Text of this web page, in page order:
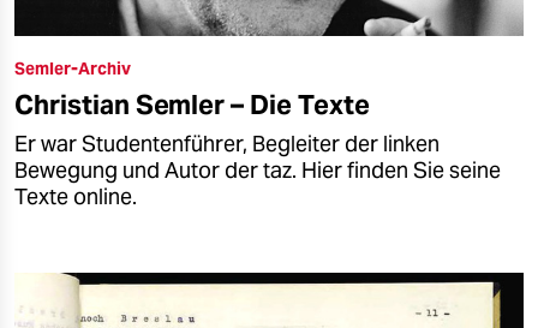
Semler-Archiv
Christian Semler – Die Texte
Er war Studentenführer, Begleiter der linken
Bewegung und Autor der taz. Hier finden Sie seine
Texte online.